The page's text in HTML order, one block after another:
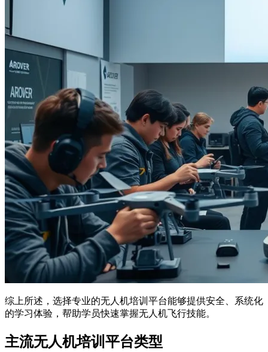
综上所述，选择专业的无人机培训平台能够提供安全、系统化
的学习体验，帮助学员快速掌握无人机飞行技能。
主流无人机培训平台类型